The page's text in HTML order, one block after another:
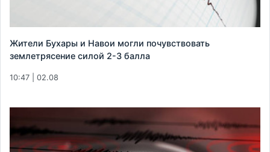
Жители Бухары и Навои могли почувствовать
землетрясение силой 2-3 балла
10:47 | 02.08